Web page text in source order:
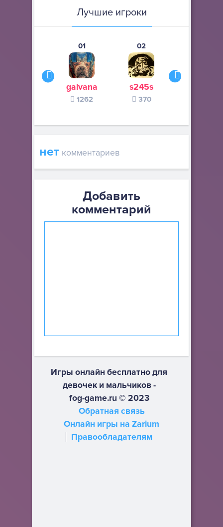
Лучшие игроки
01
galvana
1262
02
s245s
370
нет комментариев
Добавить
комментарий
Игры онлайн бесплатно для
девочек и мальчиков -
fog-game.ru © 2023
Обратная связь
Онлайн игры на Zarium
Правообладателям